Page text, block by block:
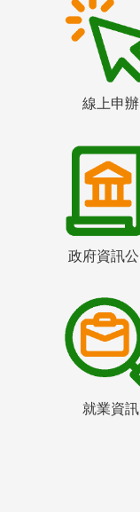
線上申辦
政府資訊
就業資訊